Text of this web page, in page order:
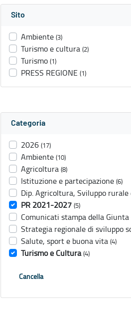
Sito
Ambiente (3)
Turismo e cultura (2)
Turismo (1)
PRESS REGIONE (1)
Categoria
2026 (17)
Ambiente (10)
Agricoltura (8)
Istituzione e partecipazione (6)
Dip. Agricoltura, Sviluppo
PR 2021-2027 (5)
Comunicati stampa della Giunta
Strategia regionale di sviluppo
Salute, sport e buona vita (4)
Turismo e Cultura (4)
Cancella